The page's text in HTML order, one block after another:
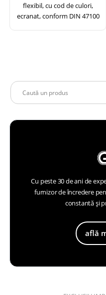
flexibil, cu cod de culori,
ecranat, conform DIN 47100
Cu peste 30 de ani de
furnizor de încredere
constantă și
află